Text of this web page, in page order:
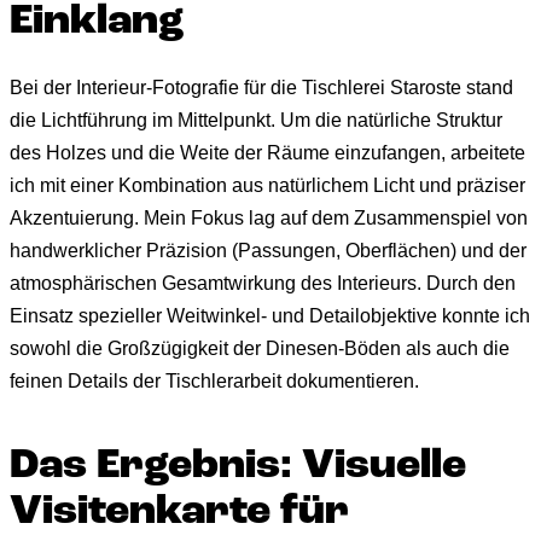
Einklang
Bei der Interieur-Fotografie für die Tischlerei Staroste stand
die Lichtführung im Mittelpunkt. Um die natürliche Struktur
des Holzes und die Weite der Räume einzufangen, arbeitete
ich mit einer Kombination aus natürlichem Licht und präziser
Akzentuierung. Mein Fokus lag auf dem Zusammenspiel von
handwerklicher Präzision (Passungen, Oberflächen) und der
atmosphärischen Gesamtwirkung des Interieurs. Durch den
Einsatz spezieller Weitwinkel- und Detailobjektive konnte ich
sowohl die Großzügigkeit der Dinesen-Böden als auch die
feinen Details der Tischlerarbeit dokumentieren.
Das Ergebnis: Visuelle
Visitenkarte für